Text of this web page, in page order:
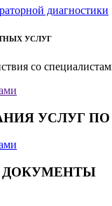
диагностики
УСЛУГ
со
УСЛУГ